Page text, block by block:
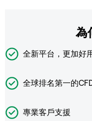
為
全新平台，更加好
全球排名第一的
專業客戶支援